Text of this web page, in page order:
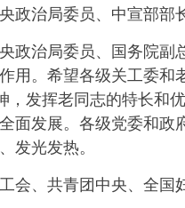
治局委员、中宣部部长
治局委员、国务院副
用。希望各级关工委
，发挥老同志的特长和
面发展。各级党委和政
发光发热。
、共青团中央、全国妇